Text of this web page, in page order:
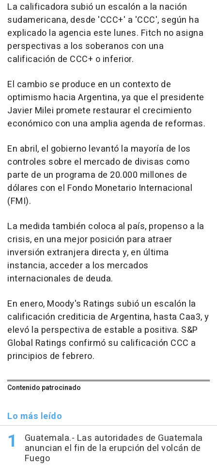
La calificadora subió un escalón a la nación
sudamericana, desde 'CCC+' a 'CCC', según ha
explicado la agencia este lunes. Fitch no asigna
perspectivas a los soberanos con una
calificación de CCC+ o inferior.
El cambio se produce en un contexto de
optimismo hacia Argentina, ya que el presidente
Javier Milei promete restaurar el crecimiento
económico con una amplia agenda de reformas.
En abril, el gobierno levantó la mayoría de los
controles sobre el mercado de divisas como
parte de un programa de 20.000 millones de
dólares con el Fondo Monetario Internacional
(FMI).
La medida también coloca al país, propenso a la
crisis, en una mejor posición para atraer
inversión extranjera directa y, en última
instancia, acceder a los mercados
internacionales de deuda.
En enero, Moody's Ratings subió un escalón la
calificación crediticia de Argentina, hasta Caa3, y
elevó la perspectiva de estable a positiva. S&P
Global Ratings confirmó su calificación CCC a
principios de febrero.
Contenido patrocinado
Lo más leído
Guatemala.- Las autoridades de Guatemala
anuncian el fin de la erupción del volcán de
Fuego